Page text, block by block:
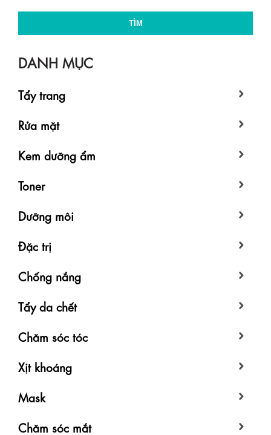
TÌM
DANH MỤC
Tẩy trang
Rửa mặt
Kem dưỡng ẩm
Toner
Dưỡng môi
Đặc trị
Chống nắng
Tẩy da chết
Chăm sóc tóc
Xịt khoáng
Mask
Chăm sóc mắt